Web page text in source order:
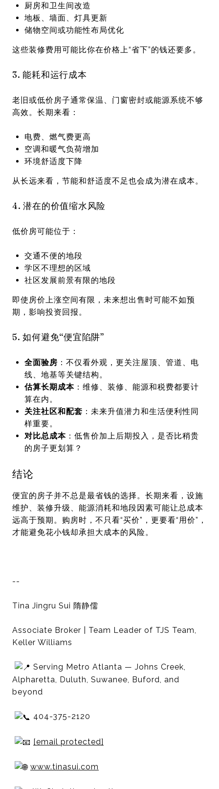
厨房和卫生间改造
地板、墙面、灯具更新
储物空间或功能性布局优化
这些装修费用可能比你在价格上“省下”的钱还要多。
3. 能耗和运行成本
老旧或低价房子通常保温、门窗密封或能源系统不够
高效。长期来看：
电费、燃气费更高
空调和暖气负荷增加
环境舒适度下降
从长远来看，节能和舒适度不足也会成为潜在成本。
4. 潜在的价值缩水风险
低价房可能位于：
交通不便的地段
学区不理想的区域
社区发展前景有限的地段
即使房价上涨空间有限，未来想出售时可能不如预
期，影响投资回报。
5. 如何避免“便宜陷阱”
全面验房 ：不仅看外观，更关注屋顶、管道、电
线、地基等关键结构。
估算长期成本：维修、装修、能源和税费都要计
算在内。
关注社区和配套 ：未来升值潜力和生活便利性同
样重要。
对比总成本：低售价加上后期投入，是否比稍贵
的房子更划算？
结论
便宜的房子并不总是最省钱的选择。长期来看，设施
维护、装修升级、能源消耗和地段因素可能让总成本
远高于预期。购房时，不只看“买价”，更要看“用价”，
才能避免花小钱却承担大成本的风险。
--
Tina Jingru Sui 隋静儒
Associate Broker | Team Leader of TJS Team,
Keller Williams
Serving Metro Atlanta — Johns Creek,
Alpharetta, Duluth, Suwanee, Buford, and
beyond
404-375-2120
[email protected]
www.tinasui.com